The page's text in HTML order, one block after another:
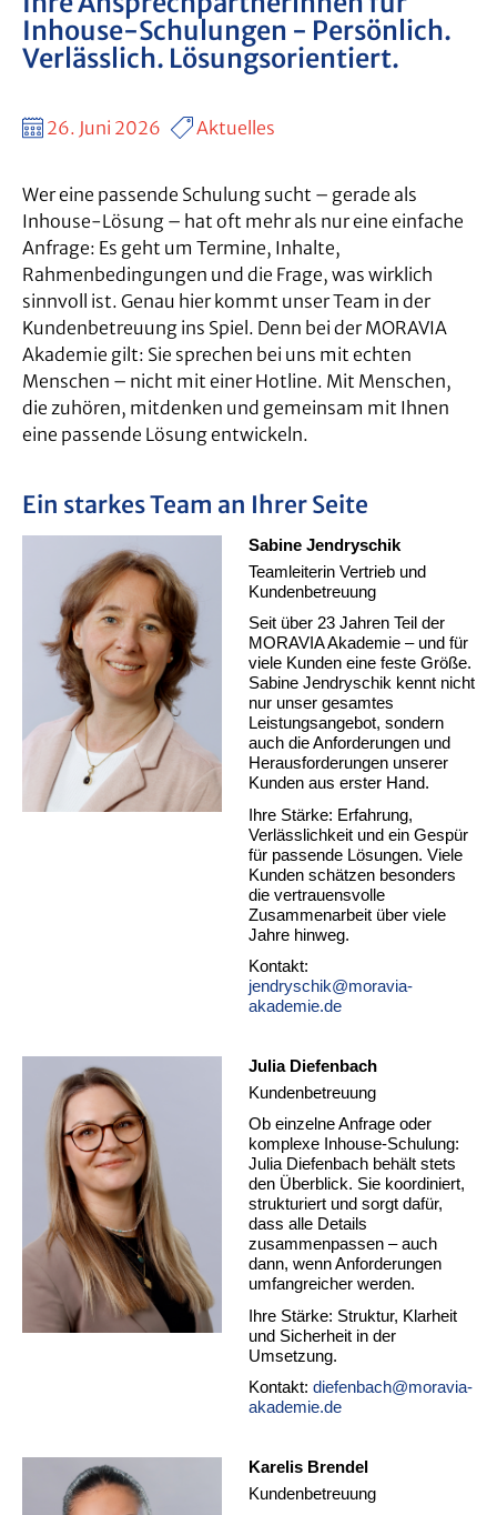
Inhouse-Schulungen - Persönlich.
Verlässlich. Lösungsorientiert.
26. Juni 2026 Aktuelles
Wer eine passende Schulung sucht – gerade als
Inhouse-Lösung – hat oft mehr als nur eine einfache
Anfrage: Es geht um Termine, Inhalte,
Rahmenbedingungen und die Frage, was wirklich
sinnvoll ist. Genau hier kommt unser Team in der
Kundenbetreuung ins Spiel. Denn bei der MORAVIA
Akademie gilt: Sie sprechen bei uns mit echten
Menschen – nicht mit einer Hotline. Mit Menschen,
die zuhören, mitdenken und gemeinsam mit Ihnen
eine passende Lösung entwickeln.
Ein starkes Team an Ihrer Seite
Sabine Jendryschik
Teamleiterin Vertrieb und
Kundenbetreuung
Seit über 23 Jahren Teil der
MORAVIA Akademie – und für
viele Kunden eine feste Größe.
Sabine Jendryschik kennt nicht
nur unser gesamtes
Leistungsangebot, sondern
auch die Anforderungen und
Herausforderungen unserer
Kunden aus erster Hand.
Ihre Stärke: Erfahrung,
Verlässlichkeit und ein Gespür
für passende Lösungen. Viele
Kunden schätzen besonders
die vertrauensvolle
Zusammenarbeit über viele
Jahre hinweg.
Kontakt:
jendryschik@moravia-
akademie.de
Julia Diefenbach
Kundenbetreuung
Ob einzelne Anfrage oder
komplexe Inhouse-Schulung:
Julia Diefenbach behält stets
den Überblick. Sie koordiniert,
strukturiert und sorgt dafür,
dass alle Details
zusammenpassen – auch
dann, wenn Anforderungen
umfangreicher werden.
Ihre Stärke: Struktur, Klarheit
und Sicherheit in der
Umsetzung.
Kontakt: diefenbach@moravia-
akademie.de
Karelis Brendel
Kundenbetreuung